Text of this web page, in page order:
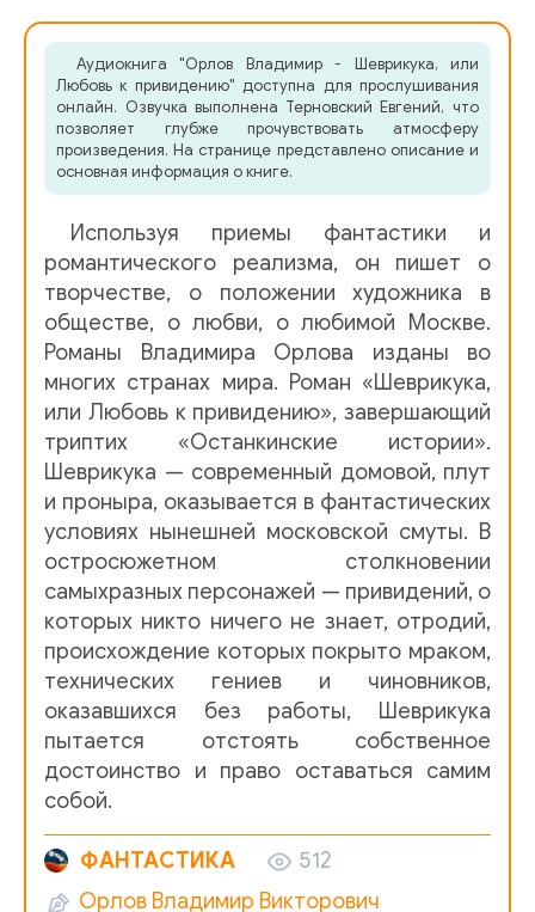
05
06
07
08
10
11
13
14
15
16
18
19
20
21
23
24
Аудиокнига "Орлов Владимир - Шеврикука, или
Любовь к привидению" доступна для прослушивания
онлайн. Озвучка выполнена Терновский Евгений, что
позволяет глубже прочувствовать атмосферу
произведения. На странице представлено описание и
основная информация о книге.
Используя приемы фантастики и
романтического реализма, он пишет о
творчестве, о положении художника в
обществе, о любви, о любимой Москве.
Романы Владимира Орлова изданы во
многих странах мира. Роман «Шеврикука,
или Любовь к привидению», завершающий
триптих «Останкинские истории».
Шеврикука — современный домовой, плут
и проныра, оказывается в фантастических
условиях нынешней московской смуты. В
остросюжетном столкновении
самыхразных персонажей — привидений, о
которых никто ничего не знает, отродий,
происхождение которых покрыто мраком,
технических гениев и чиновников,
оказавшихся без работы, Шеврикука
пытается отстоять собственное
достоинство и право оставаться самим
собой.
ФАНТАСТИКА
512
Орлов Владимир Викторович